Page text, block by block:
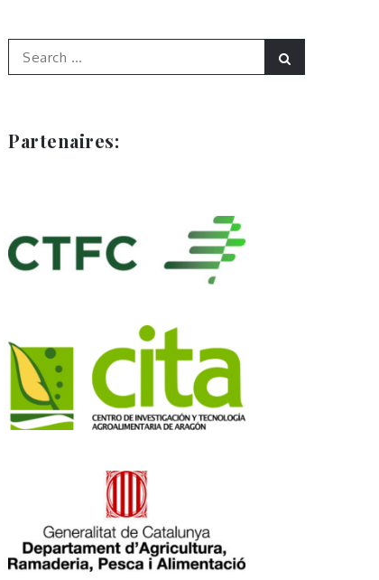
Search
for:
Partenaires: